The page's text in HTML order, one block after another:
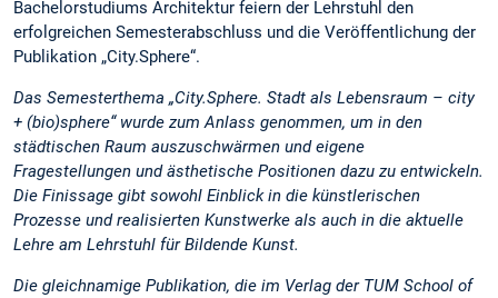
Bachelorstudiums Architektur feiern der Lehrstuhl den
erfolgreichen Semesterabschluss und die Veröffentlichung der
Publikation „City.Sphere“.
Das Semesterthema „City.Sphere. Stadt als Lebensraum – city
+ (bio)sphere“ wurde zum Anlass genommen, um in den
städtischen Raum auszuschwärmen und eigene
Fragestellungen und ästhetische Positionen dazu zu entwickeln.
Die Finissage gibt sowohl Einblick in die künstlerischen
Prozesse und realisierten Kunstwerke als auch in die aktuelle
Lehre am Lehrstuhl für Bildende Kunst.
Die gleichnamige Publikation, die im Verlag der TUM School of